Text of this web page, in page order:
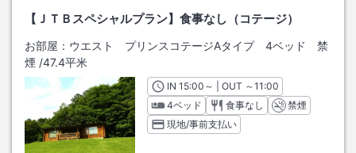
【ＪＴＢスペシャルプラン】食事なし（コテージ）
お部屋： ウエスト プリンスコテージAタイプ 4ベッド 禁
煙 /47.4平米
INチェックイン
15:00 ～ | OUT チェックアウト
～11:00
4ベッド
食事なし
禁煙
現地/事前支払い